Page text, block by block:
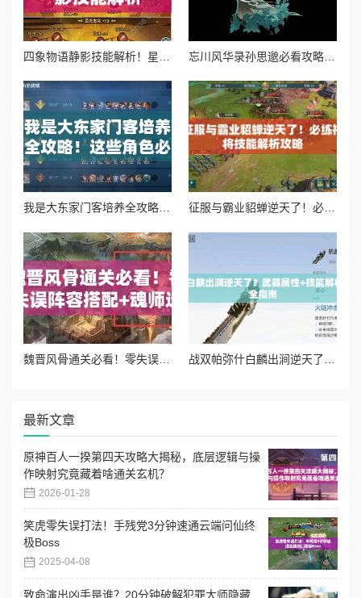
忘川风华录孙思邈必看攻略！最强阵容搭配让你秒变大佬
我是大东家门客培养全攻略！这些角色必练，爆肝实测最强阵容 征服与霸业貂蝉逆天了！必练神将技能解析攻略
最新文章
原神百人一揆第四天攻略大揭秘，底层逻辑与操
作映射究竟藏着啥通关玄机？
2026-01-28
笑虎零失误打法！手残党3分钟速通云端问仙终
极Boss
2025-04-08
致命演出凶手是谁？20分钟破解犯罪大师隐藏